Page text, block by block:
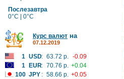
Послезавтра
0°C | 0°C
Курс валют на
07.12.2019
1 USD: 63.72 р. -0.09
1
EUR: 70.76 р. +0.04
100 JPY : 58.66 р. +0.05